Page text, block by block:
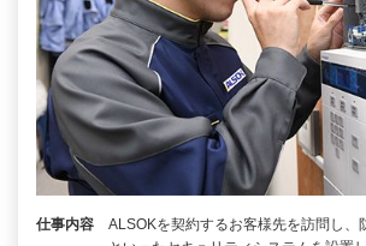
仕事内容
ALSOKを契約するお客様先を訪問し、